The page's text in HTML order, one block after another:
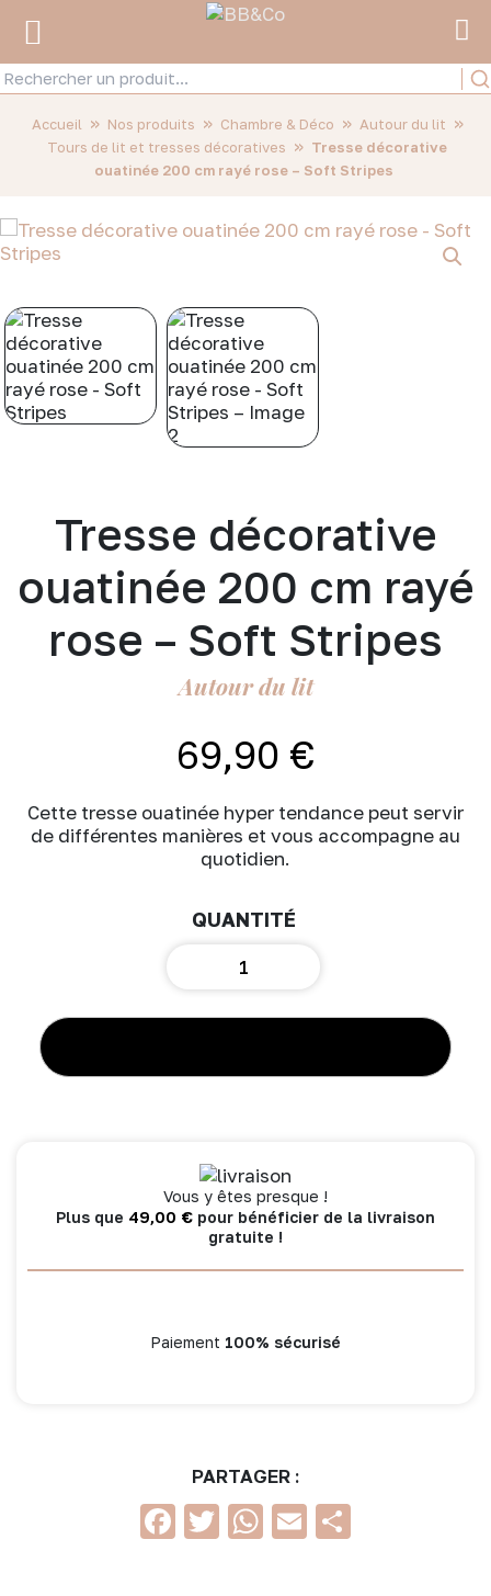
Accueil » Nos produits » Chambre & Déco » Autour du lit »
Tours de lit et tresses décoratives » Tresse décorative
ouatinée 200 cm rayé rose – Soft Stripes
Tresse décorative
ouatinée 200 cm rayé
rose – Soft Stripes
Autour du lit
69,90 €
Cette tresse ouatinée hyper tendance peut servir
de différentes manières et vous accompagne au
quotidien.
décorative
Soft
Stripes
Vous y êtes presque !
Plus que 49,00 € pour bénéficier de la livraison
gratuite !
Paiement 100% sécurisé
PARTAGER :
Facebook
Twitter
WhatsApp
Email